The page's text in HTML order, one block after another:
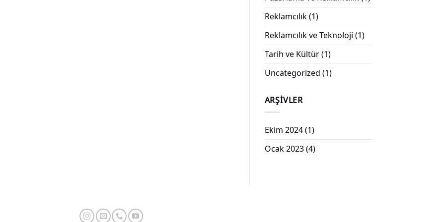
Reklamcılık(1)
Reklamcılık ve Teknoloji (1)
Tarih ve Kültür(1)
Uncategorized (1)
ARŞIVLER
Ekim 2024(1)
Ocak 2023(4)